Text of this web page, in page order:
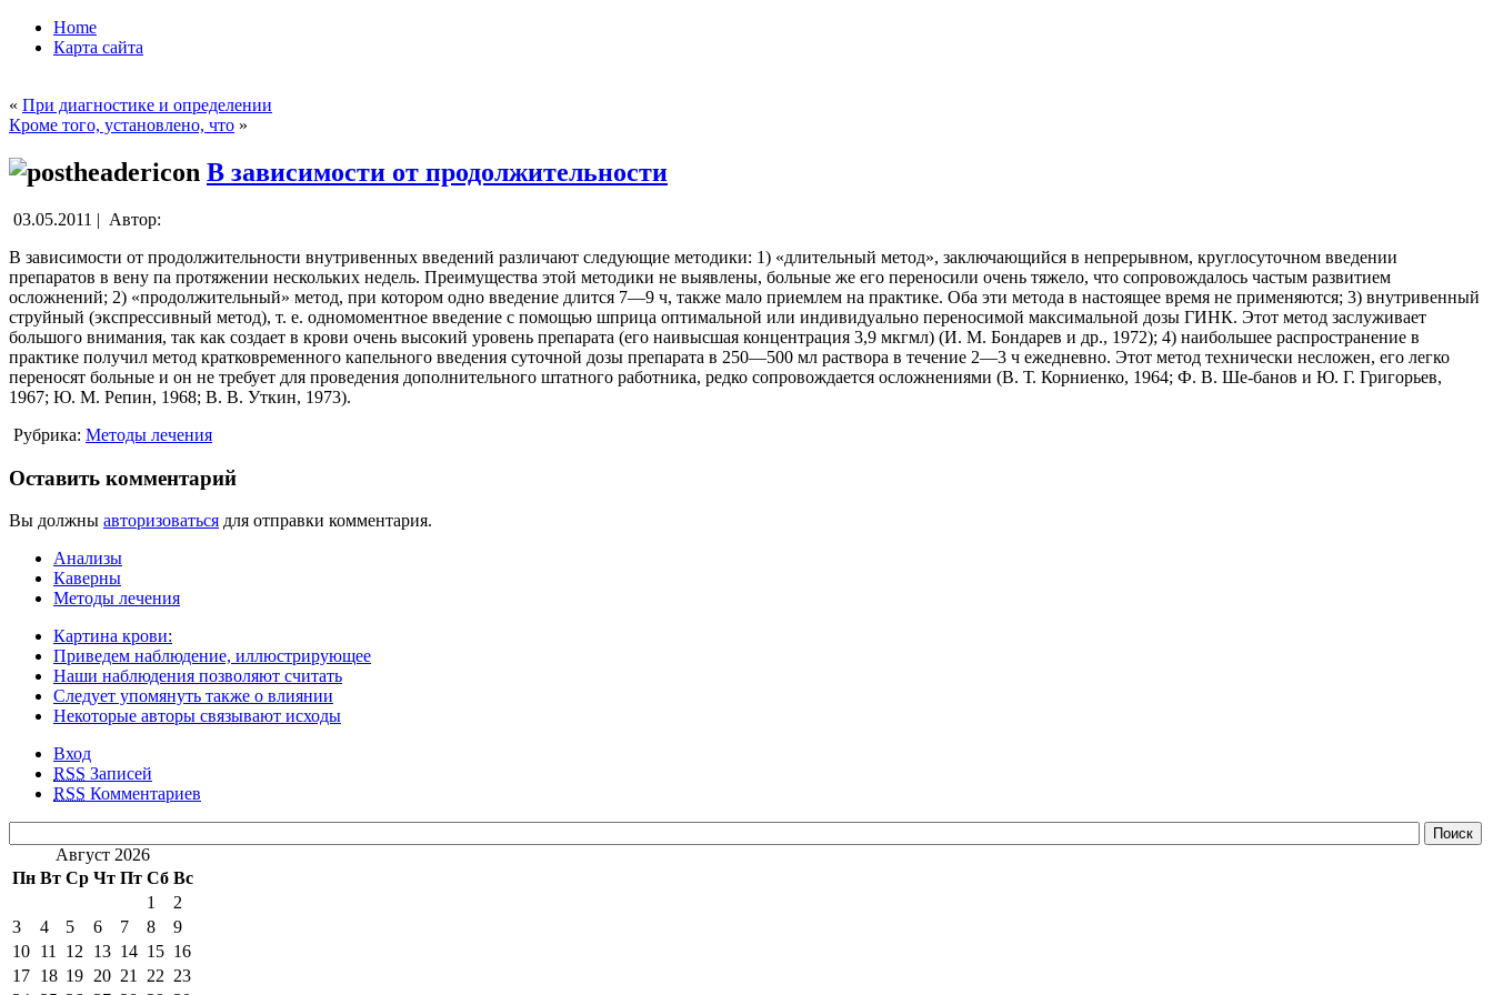
Home
Карта сайта
« При диагностике и определении
Кроме того, установлено, что »
В зависимости от продолжительности
03.05.2011 | Автор:
В зависимости от продолжительности внутривенных введений различают следующие методики: 1) «длительный метод», заключающийся в непрерывном, круглосуточном введении
препаратов в вену па протяжении нескольких недель. Преимущества этой методики не выявлены, больные же его переносили очень тяжело, что сопровождалось частым развитием
осложнений; 2) «продолжительный» метод, при котором одно введение длится 7—9 ч, также мало приемлем на практике. Оба эти метода в настоящее время не применяются; 3) внутривенный
струйный (экспрессивный метод), т. е. одномоментное введение с помощью шприца оптимальной или индивидуально переносимой максимальной дозы ГИНК. Этот метод заслуживает
большого внимания, так как создает в крови очень высокий уровень препарата (его наивысшая концентрация 3,9 мкгмл) (И. М. Бондарев и др., 1972); 4) наибольшее распространение в
практике получил метод кратковременного капельного введения суточной дозы препарата в 250—500 мл раствора в течение 2—3 ч ежедневно. Этот метод технически несложен, его легко
переносят больные и он не требует для проведения дополнительного штатного работника, редко сопровождается осложнениями (В. Т. Корниенко, 1964; Ф. В. Ше-банов и Ю. Г. Григорьев,
1967; Ю. М. Репин, 1968; В. В. Уткин, 1973).
Рубрика: Методы лечения
Оставить комментарий
Вы должны авторизоваться для отправки комментария.
Анализы
Каверны
Методы лечения
Картина крови:
Приведем наблюдение, иллюстрирующее
Наши наблюдения позволяют считать
Следует упомянуть также о влиянии
Некоторые авторы связывают исходы
Вход
RSS Записей
RSS Комментариев
Август 2026
Пн Вт Ср Чт Пт Сб Вс
1
2
3
4 5 6 7 8
9
10 11 12 13 14 15 16
17 18 19 20 21 22 23